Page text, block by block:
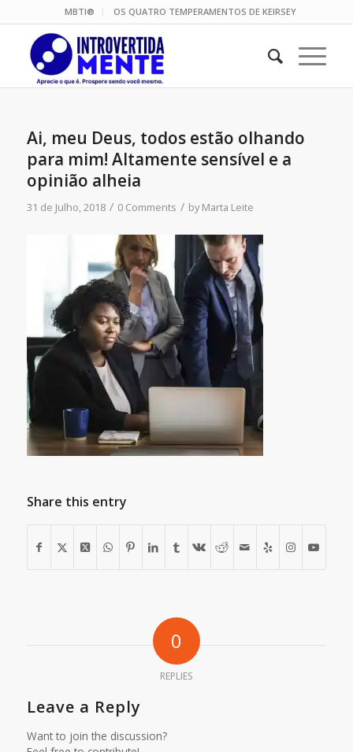
MBTI® OS QUATRO TEMPERAMENTOS DE KEIRSEY
Ai, meu Deus, todos estão olhando
para mim! Altamente sensível e a
opinião alheia
31 de Julho, 2018 / 0 Comments / byMarta Leite
Share this entry
0
REPLIES
Leave a Reply
Want to join the discussion?